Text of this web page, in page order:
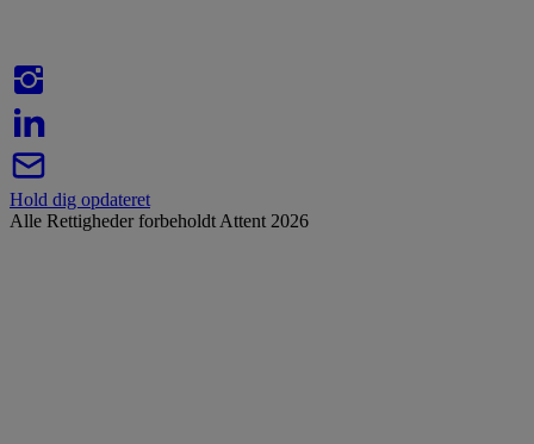
Hold dig opdateret
Alle Rettigheder forbeholdt Attent 2026